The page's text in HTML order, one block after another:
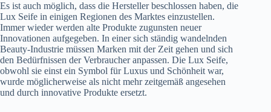
Es ist auch möglich, dass die Hersteller beschlossen haben, die
Lux Seife in einigen Regionen des Marktes einzustellen.
Immer wieder werden alte Produkte zugunsten neuer
Innovationen aufgegeben. In einer sich ständig wandelnden
Beauty-Industrie müssen Marken mit der Zeit gehen und sich
den Bedürfnissen der Verbraucher anpassen. Die Lux Seife,
obwohl sie einst ein Symbol für Luxus und Schönheit war,
wurde möglicherweise als nicht mehr zeitgemäß angesehen
und durch innovative Produkte ersetzt.